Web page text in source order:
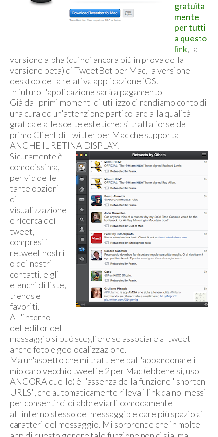
gratuita
mente
per tutti
a questo
link, la
versione alpha (quindi ancora più in prova della
versione beta) di TweetBot per Mac, la versione
desktop della relativa applicazione iOS.
In futuro l'applicazione sarà a pagamento.
Già da i primi momenti di utilizzo ci rendiamo conto di
una cura ed un'attenzione particolare alla qualità
grafica e alle scelte estetiche: si tratta forse del
primo Client di Twitter per Mac che supporta
ANCHE IL RETINA DISPLAY.
Sicuramente è
comodissima,
per via delle
tante opzioni
di
visualizzazione
e ricerca dei
tweet,
compresi i
retweet nostri
o dei nostri
contatti, e gli
elenchi di liste,
trends e
favoriti.
All'interno
delleditor del
messaggio si può scegliere se associare al tweet
anche foto e geolocalizzazione.
Ma un'aspetto che mi trattiene dall'abbandonare il
mio caro vecchio tweetie 2 per Mac (ebbene si, uso
ANCORA quello) è l'assenza della funzione "shorten
URLS", che automaticamente rileva i link da noi messi
per consentirci di abbreviarli comodamente
all'interno stesso del messaggio e dare più spazio ai
caratteri del messaggio. Mi sorprende che in molte